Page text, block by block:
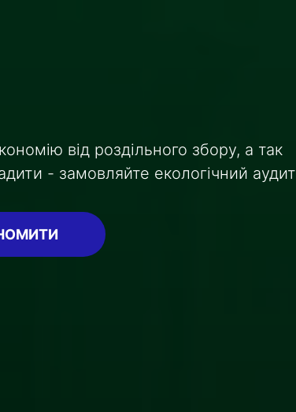
від роздільного збору, а так
- замовляйте екологічний аудит